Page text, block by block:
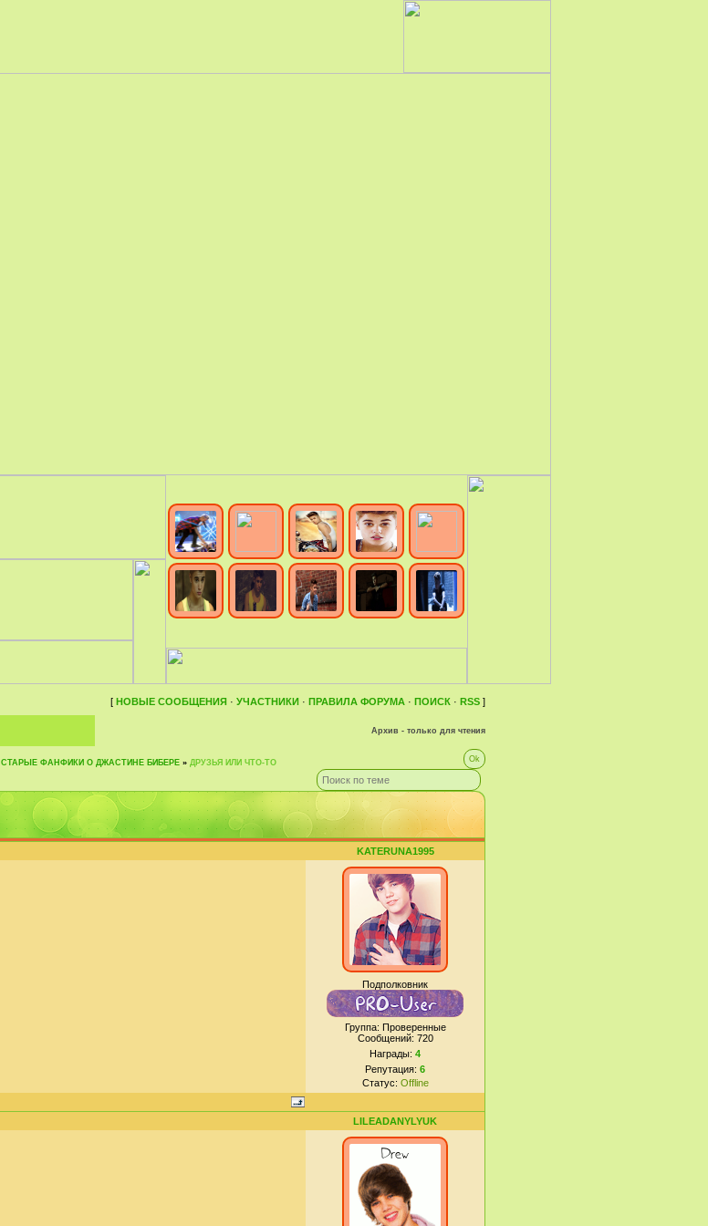
[ НОВЫЕ СООБЩЕНИЯ · УЧАСТНИКИ · ПРАВИЛА ФОРУМА · ПОИСК · RSS ]
Архив - только для чтения
СТАРЫЕ ФАНФИКИ О ДЖАСТИНЕ БИБЕРЕ » ДРУЗЬЯ ИЛИ ЧТО-ТО
KATERUNA1995
Подполковник
Группа: Проверенные
Сообщений: 720
Награды: 4
Репутация: 6
Статус: Offline
LILEADANYLYUK